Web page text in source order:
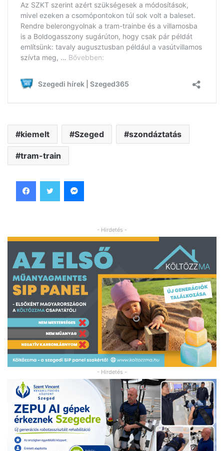
kiemelt Szeged szondáztatás
tram-train
- Hirdetés -
- Hirdetés -